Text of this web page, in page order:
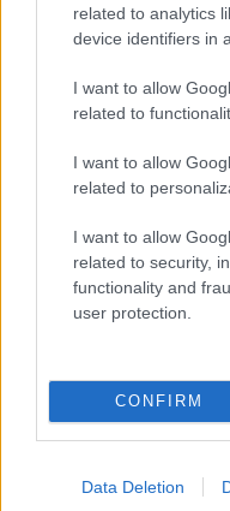
related to analytics
device identifiers in
I want to allow
related to
I want to allow
related to
I want to allow
related to security,
functionality and
user protection.
CONFIRM
Data Deletion
κεραμοσκεπή.